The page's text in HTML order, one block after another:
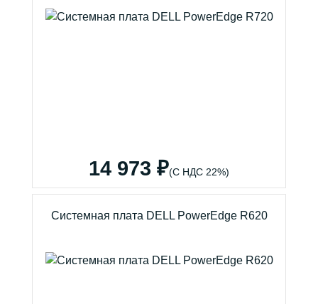
14 973 ₽(С НДС 22%)
Системная плата DELL PowerEdge R620